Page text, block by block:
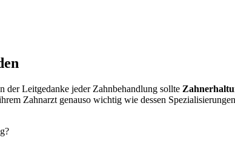
der Leitgedanke jeder Zahnbehandlung sollte
Zahnarzt genauso wichtig wie dessen